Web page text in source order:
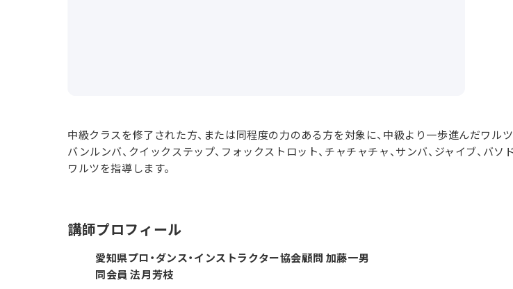
中級クラスを修了された方、または同程度の力のある方を対象に、中級より一歩進んだワルツ
バンルンバ、クイックステップ、フォックストロット、チャチャチャ、サンバ、ジャイブ、バソ
ワルツを指導します。
講師プロフィール
愛知県プロ・ダンス・インストラクター協会顧問 加藤一男
同会員 法月芳枝